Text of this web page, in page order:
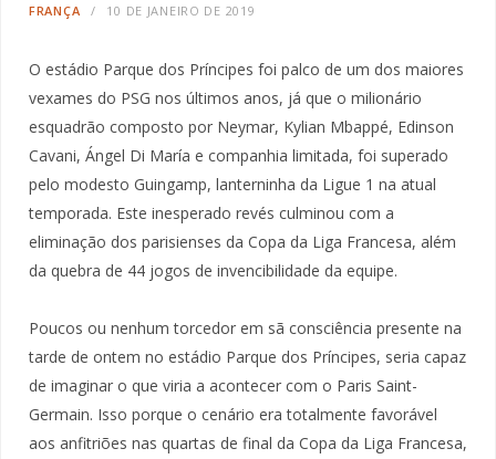
FRANÇA 10 DE JANEIRO DE 2019
O estádio Parque dos Príncipes foi palco de um dos maiores
vexames do PSG nos últimos anos, já que o milionário
esquadrão composto por Neymar, Kylian Mbappé, Edinson
Cavani, Ángel Di María e companhia limitada, foi superado
pelo modesto Guingamp, lanterninha da Ligue 1 na atual
temporada. Este inesperado revés culminou com a
eliminação dos parisienses da Copa da Liga Francesa, além
da quebra de 44 jogos de invencibilidade da equipe.
Poucos ou nenhum torcedor em sã consciência presente na
tarde de ontem no estádio Parque dos Príncipes, seria capaz
de imaginar o que viria a acontecer com o Paris Saint-
Germain. Isso porque o cenário era totalmente favorável
aos anfitriões nas quartas de final da Copa da Liga Francesa,